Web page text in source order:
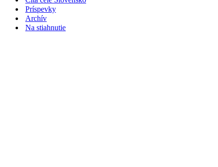
Príspevky
Archív
Na stiahnutie